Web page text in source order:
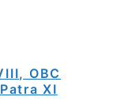
OBC
XI